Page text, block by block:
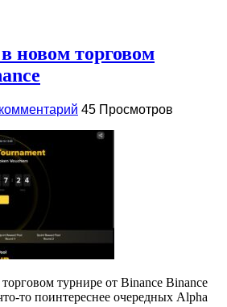
новом торговом
45 Просмотров
турнире от Binance Binance
то поинтереснее очередных Alpha